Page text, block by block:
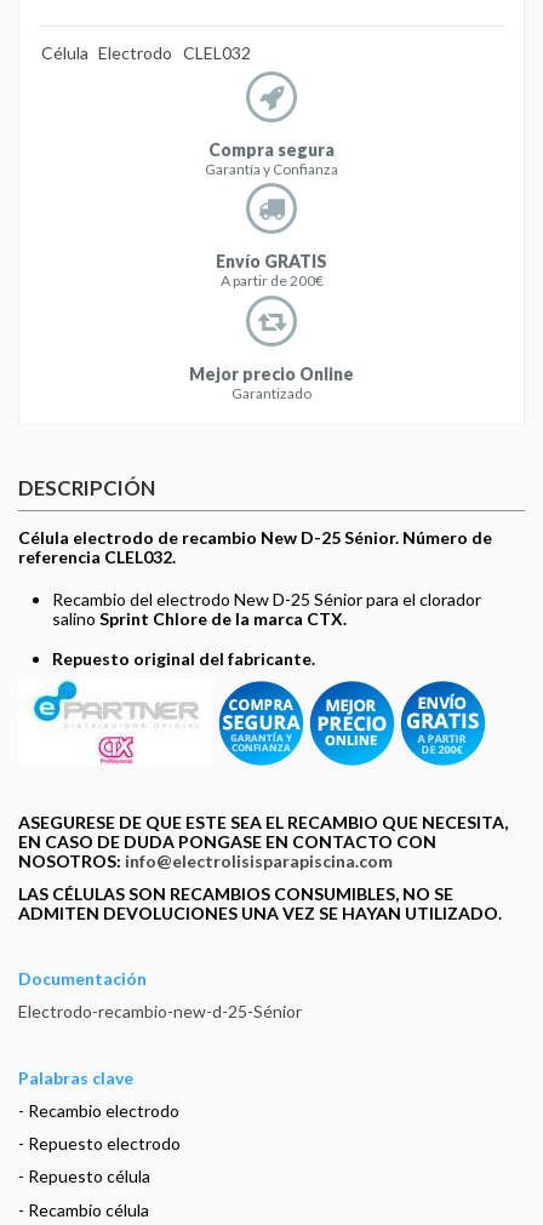
Célula Electrodo CLEL032
Compra segura
Garantía y Confianza
Envío GRATIS
A partir de 200€
Mejor precio Online
Garantizado
DESCRIPCIÓN
Célula electrodo de recambio New D-25 Sénior. Número de
referencia CLEL032.
Recambio del electrodo New D-25 Sénior para el clorador
salino Sprint Chlore de la marca CTX.
Repuesto original del fabricante.
ASEGURESE DE QUE ESTE SEA EL RECAMBIO QUE NECESITA,
EN CASO DE DUDA PONGASE EN CONTACTO CON
NOSOTROS: info@electrolisisparapiscina.com
LAS CÉLULAS SON RECAMBIOS CONSUMIBLES, NO SE
ADMITEN DEVOLUCIONES UNA VEZ SE HAYAN UTILIZADO.
Documentación
Electrodo-recambio-new-d-25-Sénior
Palabras clave
- Recambio electrodo
- Repuesto electrodo
- Repuesto célula
- Recambio célula